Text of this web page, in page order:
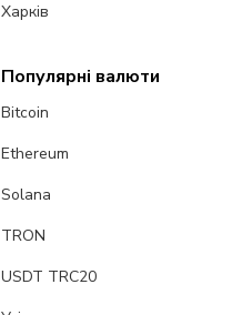
Харків
Популярні валюти
Bitcoin
Ethereum
Solana
TRON
USDT TRC20